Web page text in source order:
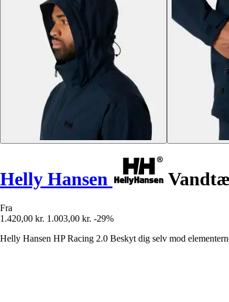
Helly Hansen
Fra
1.420,00 kr. 1.003,00 kr. -29%
Helly Hansen HP Racing 2.0 Beskyt dig selv mod